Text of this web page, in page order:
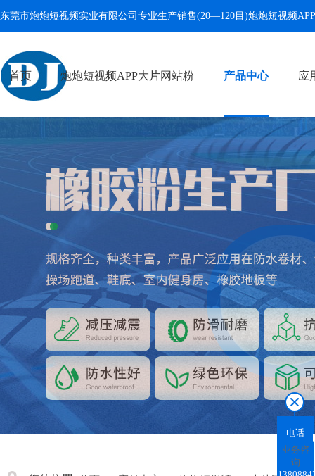
东莞市炮炮短视频实业有限公司专业生产销售(20—120目)炮炮短视频
首页 炮炮短视频APP大片网站粉 产品中心 应
电话
业务咨
询